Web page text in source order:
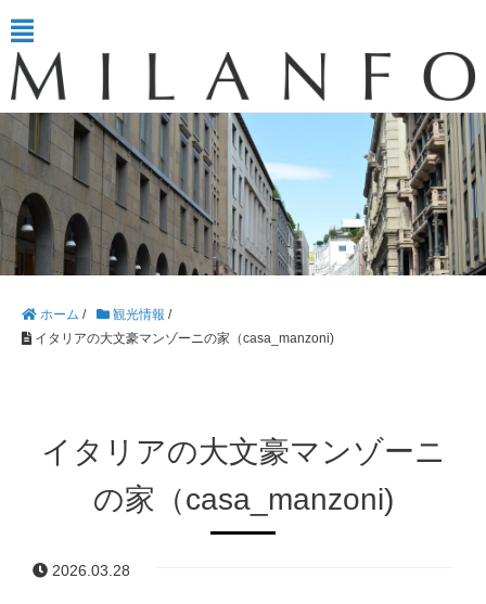
ホーム / 観光情報 /
イタリアの大文豪マンゾーニの家（casa_manzoni)
イタリアの大文豪マンゾーニ
の家（casa_manzoni)
2026.03.28